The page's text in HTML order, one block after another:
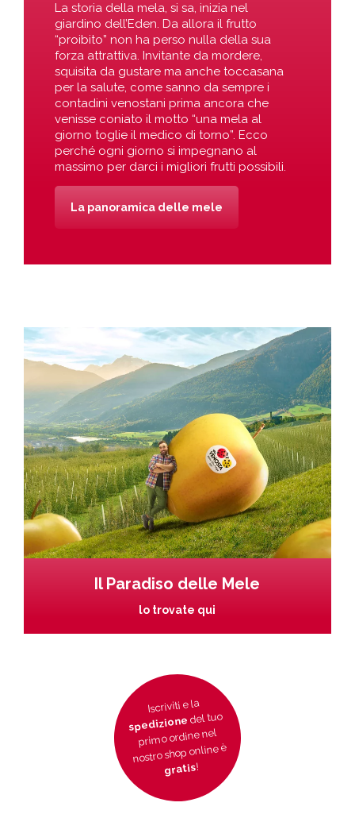
La storia della mela, si sa, inizia nel
giardino dell’Eden. Da allora il frutto
“proibito” non ha perso nulla della sua
forza attrattiva. Invitante da mordere,
squisita da gustare ma anche toccasana
per la salute, come sanno da sempre i
contadini venostani prima ancora che
venisse coniato il motto “una mela al
giorno toglie il medico di torno”. Ecco
perché ogni giorno si impegnano al
massimo per darci i migliori frutti possibili.
La panoramica delle mele
Il Paradiso delle Mele
lo trovate qui
Iscriviti e la
spedizionedel tuo
primo ordine nel
nostro shop online è
gratis!